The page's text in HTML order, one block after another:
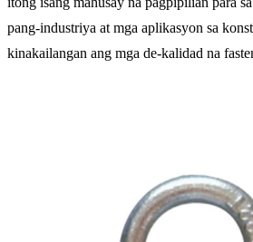
pang-industriya at mga aplikasyon sa
kinakailangan ang mga de-kalidad na